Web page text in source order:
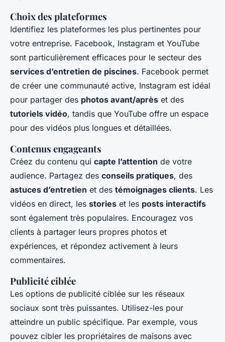
Choix des plateformes
Identifiez les plateformes les plus pertinentes pour
votre entreprise. Facebook, Instagram et YouTube
sont particulièrement efficaces pour le secteur des
services d’entretien de piscines. Facebook permet
de créer une communauté active, Instagram est idéal
pour partager des photos avant/après et des
tutoriels vidéo, tandis que YouTube offre un espace
pour des vidéos plus longues et détaillées.
Contenus engageants
Créez du contenu qui capte l’attention de votre
audience. Partagez des conseils pratiques, des
astuces d’entretien et des témoignages clients. Les
vidéos en direct, les stories et les posts interactifs
sont également très populaires. Encouragez vos
clients à partager leurs propres photos et
expériences, et répondez activement à leurs
commentaires.
Publicité ciblée
Les options de publicité ciblée sur les réseaux
sociaux sont très puissantes. Utilisez-les pour
atteindre un public spécifique. Par exemple, vous
pouvez cibler les propriétaires de maisons avec